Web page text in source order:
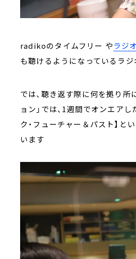
radikoのタイムフリー やラジ
も聴けるようになっているラジ
では、聴き返す際に何を拠り所
ョン」では、1週間でオンエア
ク・フューチャー＆パスト】
います